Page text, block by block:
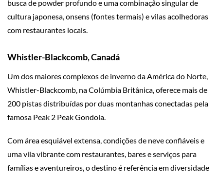
busca de powder profundo e uma combinação singular de
cultura japonesa, onsens (fontes termais) e vilas acolhedoras
com restaurantes locais.
Whistler-Blackcomb, Canadá
Um dos maiores complexos de inverno da América do Norte,
Whistler-Blackcomb, na Colúmbia Britânica, oferece mais de
200 pistas distribuídas por duas montanhas conectadas pela
famosa Peak 2 Peak Gondola.
Com área esquiável extensa, condições de neve confiáveis e
uma vila vibrante com restaurantes, bares e serviços para
famílias e aventureiros, o destino é referência em diversidade